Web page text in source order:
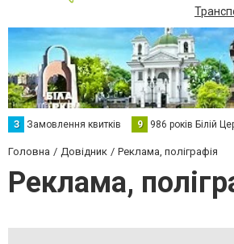
З Замовлення квитків 9 986 років Білій
Головна Довідник Реклама, поліграфія
Реклама,